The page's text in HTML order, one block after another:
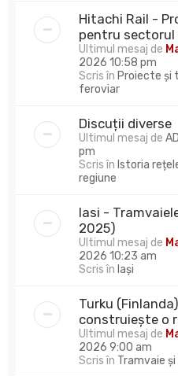
Hitachi Rail -
pentru
Ultimul mesaj de
2026 10:58 pm
Scris în Proiecte și
feroviar
Discuții diverse
Ultimul mesaj de
pm
Scris în Istoria
regiune
Iasi -
2025)
Ultimul mesaj de
2026 10:23 am
Scris în Iași
Turku
construiește o
Ultimul mesaj de
2026 9:00 am
Scris în Tramvaie